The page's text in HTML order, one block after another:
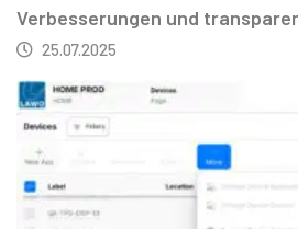
Verbesserungen und
25.07.2025